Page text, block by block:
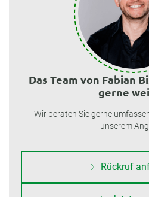
Das Team von Fabian
gerne
Wir beraten Sie gerne
unserem
Rückruf